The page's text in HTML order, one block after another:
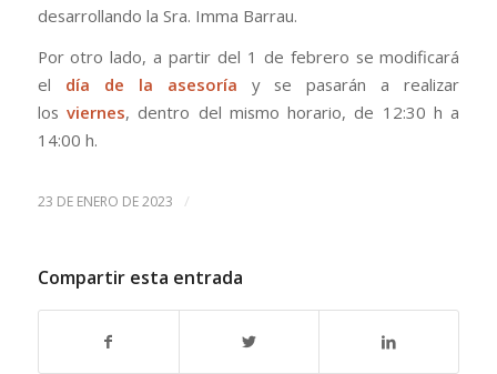
desarrollando la Sra. Imma Barrau.
Por otro lado, a partir del 1 de febrero se modificará
el día de la asesoría y se pasarán a realizar
los viernes, dentro del mismo horario, de 12:30 h a
14:00 h.
23 DE ENERO DE 2023 /
Compartir esta entrada